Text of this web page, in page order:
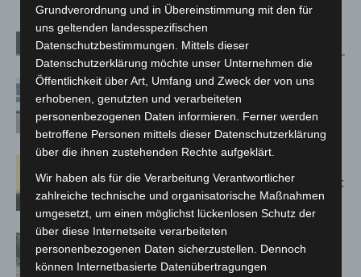
Verwandte Artikel Mehr vom Autor
Niedersachsen: Feuerwehrkräfte
kehren nach Waldbrandeinsatz aus
Spanien zurück
Population in Niedersachsen entdeckt
Brand im „Haus der Begegnung“ in
Neuwarmbüchen schnell eingedämmt
Grundverordnung und in Übereinstimmung mit den für
uns geltenden landesspezifischen
Datenschutzbestimmungen. Mittels dieser
Datenschutzerklärung möchte unser Unternehmen die
Öffentlichkeit über Art, Umfang und Zweck der von uns
erhobenen, genutzten und verarbeiteten
personenbezogenen Daten informieren. Ferner werden
betroffene Personen mittels dieser Datenschutzerklärung
über die ihnen zustehenden Rechte aufgeklärt.
Wir haben als für die Verarbeitung Verantwortlicher
zahlreiche technische und organisatorische Maßnahmen
umgesetzt, um einen möglichst lückenlosen Schutz der
über diese Internetseite verarbeiteten
personenbezogenen Daten sicherzustellen. Dennoch
können Internetbasierte Datenübertragungen